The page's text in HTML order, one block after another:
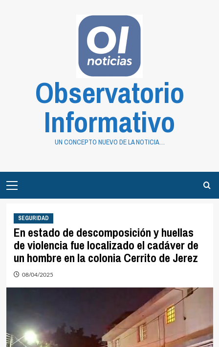
Observatorio
Informativo
UN CONCEPTO NUEVO DE LA NOTICIA…
Menu
SEGURIDAD
En estado de descomposición y huellas
de violencia fue localizado el cadáver de
un hombre en la colonia Cerrito de Jerez
08/04/2025